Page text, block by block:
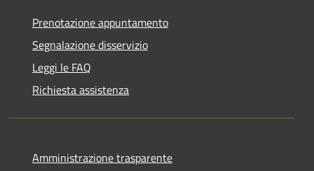
Prenotazione appuntamento
Segnalazione disservizio
Leggi le FAQ
Richiesta assistenza
Amministrazione trasparente